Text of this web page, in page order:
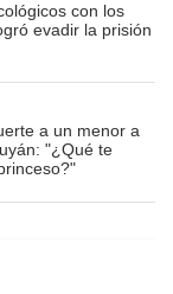
con los
evadir la prisión
a un menor a
"¿Qué te